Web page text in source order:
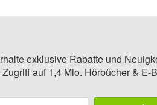
exklusive Rabatte und
auf 1,4 Mio. Hörbücher & E-